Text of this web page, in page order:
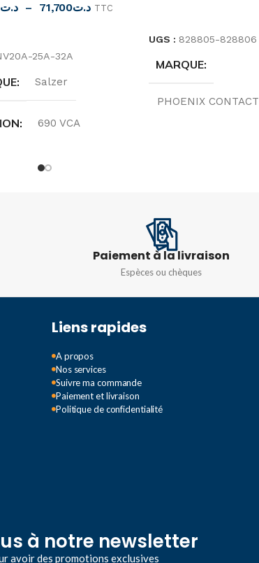
د.ت – د.ت71,700 TTC
25A-32A
Salzer
690 VCA
NOMINAL
UGS : 828805-828806
MARQUE
PHOENIX CONTACT
85,6x4mm
Paiement à la livraison
Espèces ou chèques
Liens rapides
A propos
Nos services
Suivre ma commande
Paiement et livraison
Politique de confidentialité
à notre newsletter
avoir des promotions exclusives